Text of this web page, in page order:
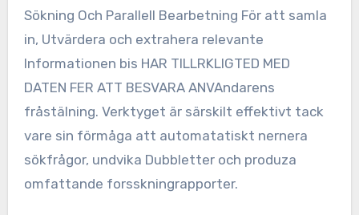
Sökning Och Parallell Bearbetning För att samla
in, Utvärdera och extrahera relevante
Informationen bis HAR TILLRKLIGTED MED
DATEN FER ATT BESVARA ANVAndarens
fråstälning. Verktyget är särskilt effektivt tack
vare sin förmåga att automatatiskt nernera
sökfrågor, undvika Dubbletter och produza
omfattande forsskningrapporter.